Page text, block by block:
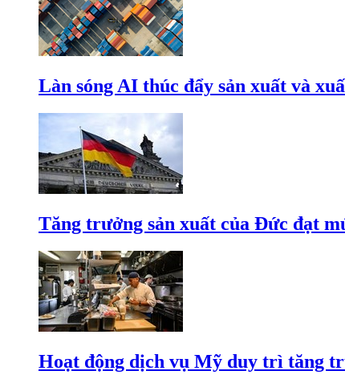
Làn sóng AI thúc đẩy sản xuất và
Tăng trưởng sản xuất của Đức đạt
Hoạt động dịch vụ Mỹ duy trì tăng